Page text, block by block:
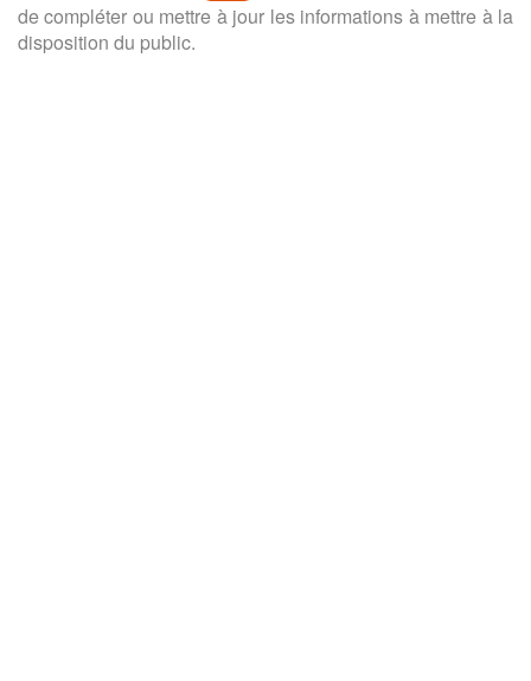
de compléter ou mettre à jour les informations à mettre à la
disposition du public.